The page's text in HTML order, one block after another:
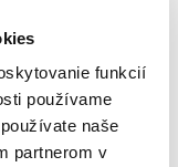
funkcií
používame
naše
partnerom v